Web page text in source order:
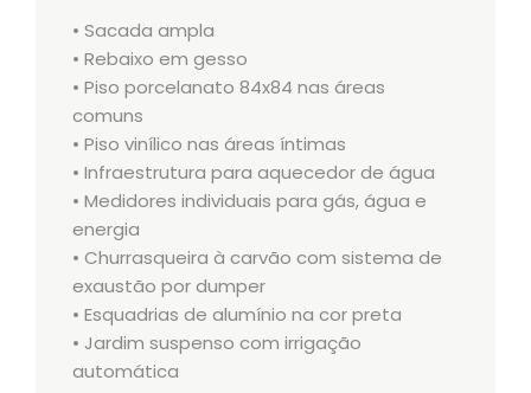
• Sacada ampla
• Rebaixo em gesso
• Piso porcelanato 84x84 nas áreas
comuns
• Piso vinílico nas áreas íntimas
• Infraestrutura para aquecedor de água
• Medidores individuais para gás, água e
energia
• Churrasqueira à carvão com sistema de
exaustão por dumper
• Esquadrias de alumínio na cor preta
• Jardim suspenso com irrigação
automática